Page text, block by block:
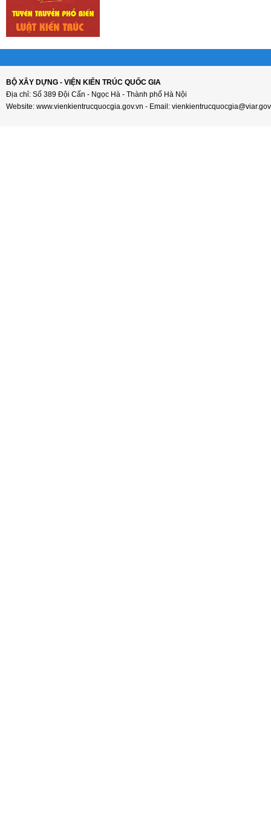
BỘ XÂY DỰNG - VIỆN KIẾN TRÚC QUỐC GIA
Địa chỉ: Số 389 Đội Cấn - Ngọc Hà - Thành phố Hà Nội
Website: www.vienkientrucquocgia.gov.vn - Email: